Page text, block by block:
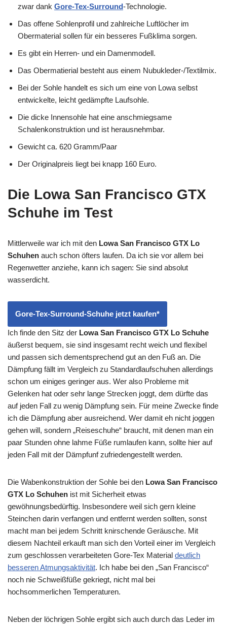
zwar dank Gore-Tex-Surround-Technologie.
Das offene Sohlenprofil und zahlreiche Luftlöcher im
Obermaterial sollen für ein besseres Fußklima sorgen.
Es gibt ein Herren- und ein Damenmodell.
Das Obermatierial besteht aus einem Nubukleder-/Textilmix.
Bei der Sohle handelt es sich um eine von Lowa selbst
entwickelte, leicht gedämpfte Laufsohle.
Die dicke Innensohle hat eine anschmiegsame
Schalenkonstruktion und ist herausnehmbar.
Gewicht ca. 620 Gramm/Paar
Der Originalpreis liegt bei knapp 160 Euro.
Die Lowa San Francisco GTX
Schuhe im Test
Mittlerweile war ich mit den Lowa San Francisco GTX Lo
Schuhen auch schon öfters laufen. Da ich sie vor allem bei
Regenwetter anziehe, kann ich sagen: Sie sind absolut
wasserdicht.
Gore-Tex-Surround-Schuhe jetzt kaufen*
Ich finde den Sitz der Lowa San Francisco GTX Lo Schuhe
äußerst bequem, sie sind insgesamt recht weich und flexibel
und passen sich dementsprechend gut an den Fuß an. Die
Dämpfung fällt im Vergleich zu Standardlaufschuhen allerdings
schon um einiges geringer aus. Wer also Probleme mit
Gelenken hat oder sehr lange Strecken joggt, dem dürfte das
auf jeden Fall zu wenig Dämpfung sein. Für meine Zwecke finde
ich die Dämpfung aber ausreichend. Wer damit eh nicht joggen
gehen will, sondern „Reiseschuhe“ braucht, mit denen man ein
paar Stunden ohne lahme Füße rumlaufen kann, sollte hier auf
jeden Fall mit der Dämpfunf zufriedengestellt werden.
Die Wabenkonstruktion der Sohle bei den Lowa San Francisco
GTX Lo Schuhen ist mit Sicherheit etwas
gewöhnungsbedürftig. Insbesondere weil sich gern kleine
Steinchen darin verfangen und entfernt werden sollten, sonst
macht man bei jedem Schritt knirschende Geräusche. Mit
diesem Nachteil erkauft man sich den Vorteil einer im Vergleich
zum geschlossen verarbeiteten Gore-Tex Material deutlich
besseren Atmungsaktivität. Ich habe bei den „San Francisco“
noch nie Schweißfüße gekriegt, nicht mal bei
hochsommerlichen Temperaturen.
Neben der löchrigen Sohle ergibt sich auch durch das Leder im